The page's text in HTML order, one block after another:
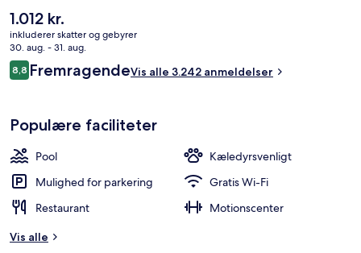
skridt derfra og Tullinlokka Sporvognsstation ligger 4 minutter væk.
Den
nuværende
pris
er
1.012 kr.
1.012 kr.
inkluderer skatter og gebyrer
30. aug. - 31. aug.
Anmeldelser
8,88,8 ud af 10.
FremragendeVis alle 3.242 anmeldelser
Populære faciliteter
Pool
Kæledyrsvenligt
Mulighed for parkering
Gratis Wi-Fi
Restaurant
Motionscenter
Vis alle